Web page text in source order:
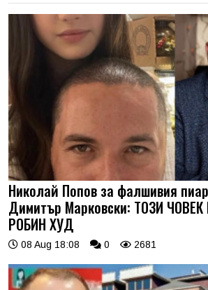
Николай Попов за фалшивия
Димитър Марковски: ТОЗИ
РОБИН ХУД
08 Aug 18:08 0 2681